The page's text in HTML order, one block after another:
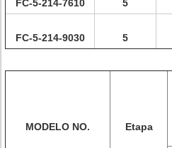
FC-5-214-7610 5
FC-5-214-9030 5
MODELO NO. Etapa